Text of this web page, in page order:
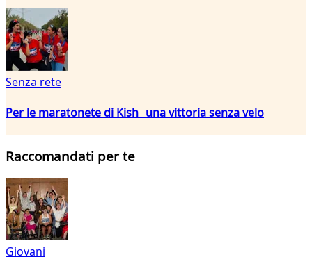
Senza rete
Per le maratonete di Kish una vittoria senza velo
Raccomandati per te
Giovani